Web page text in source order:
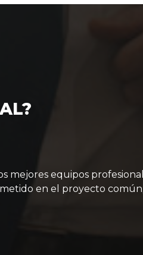
mejores equipos
en el proyecto